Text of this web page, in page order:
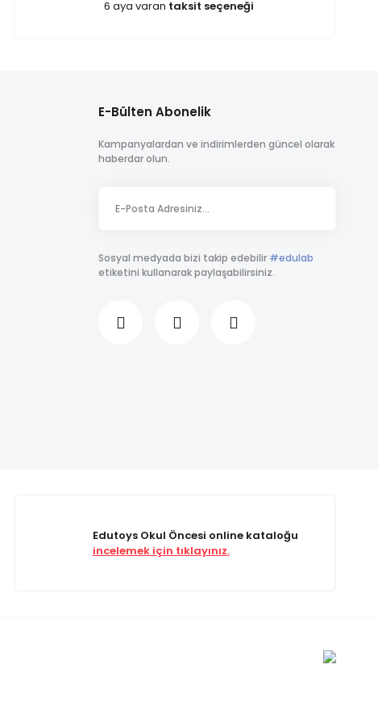
6 aya varan taksit seçeneği
E-Bülten Abonelik
Kampanyalardan ve indirimlerden güncel olarak
haberdar olun.
Sosyal medyada bizi takip edebilir #edulab
etiketini kullanarak paylaşabilirsiniz.
Edutoys Okul Öncesi online kataloğu
incelemek için tıklayınız.